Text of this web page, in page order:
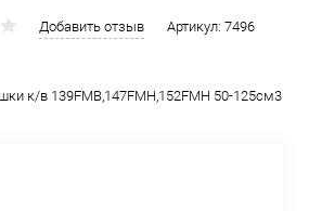
Добавить отзыв Артикул: 7496
к/в 139FMB,147FMH,152FMH 50-125см3